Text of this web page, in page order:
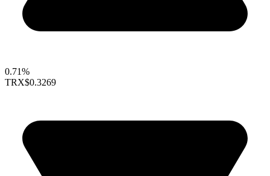
0.71%
TRX$0.3269